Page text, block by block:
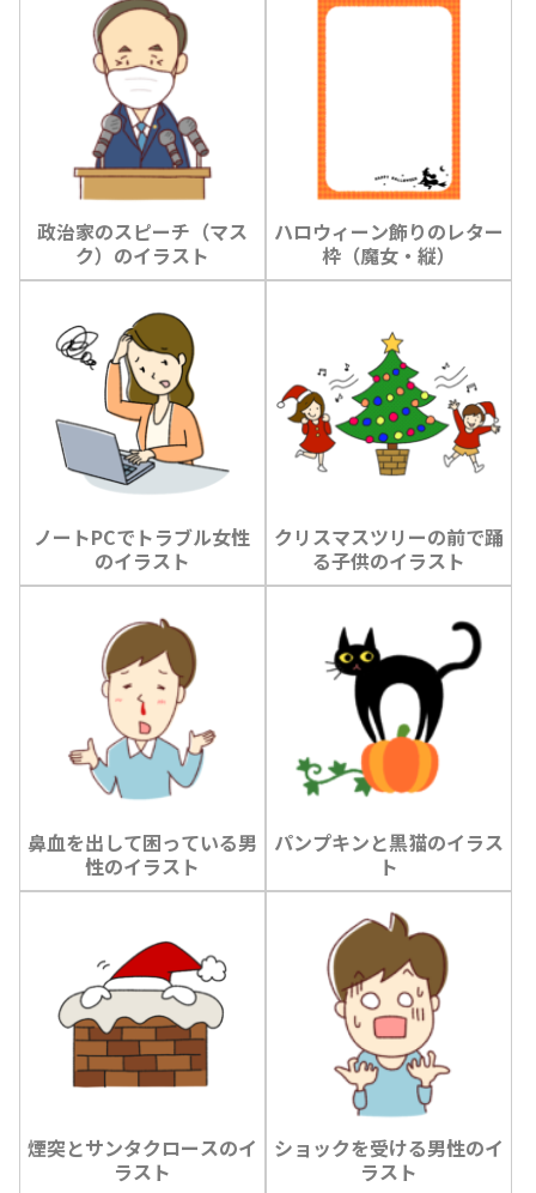
政治家のスピーチ（マス
ク）のイラスト
ハロウィーン飾りのレター
枠（魔女・縦）
ノートPCでトラブル女性
のイラスト
クリスマスツリーの前で踊
る子供のイラスト
鼻血を出して困っている男
性のイラスト
パンプキンと黒猫のイラス
ト
煙突とサンタクロースのイ
ラスト
ショックを受ける男性のイ
ラスト